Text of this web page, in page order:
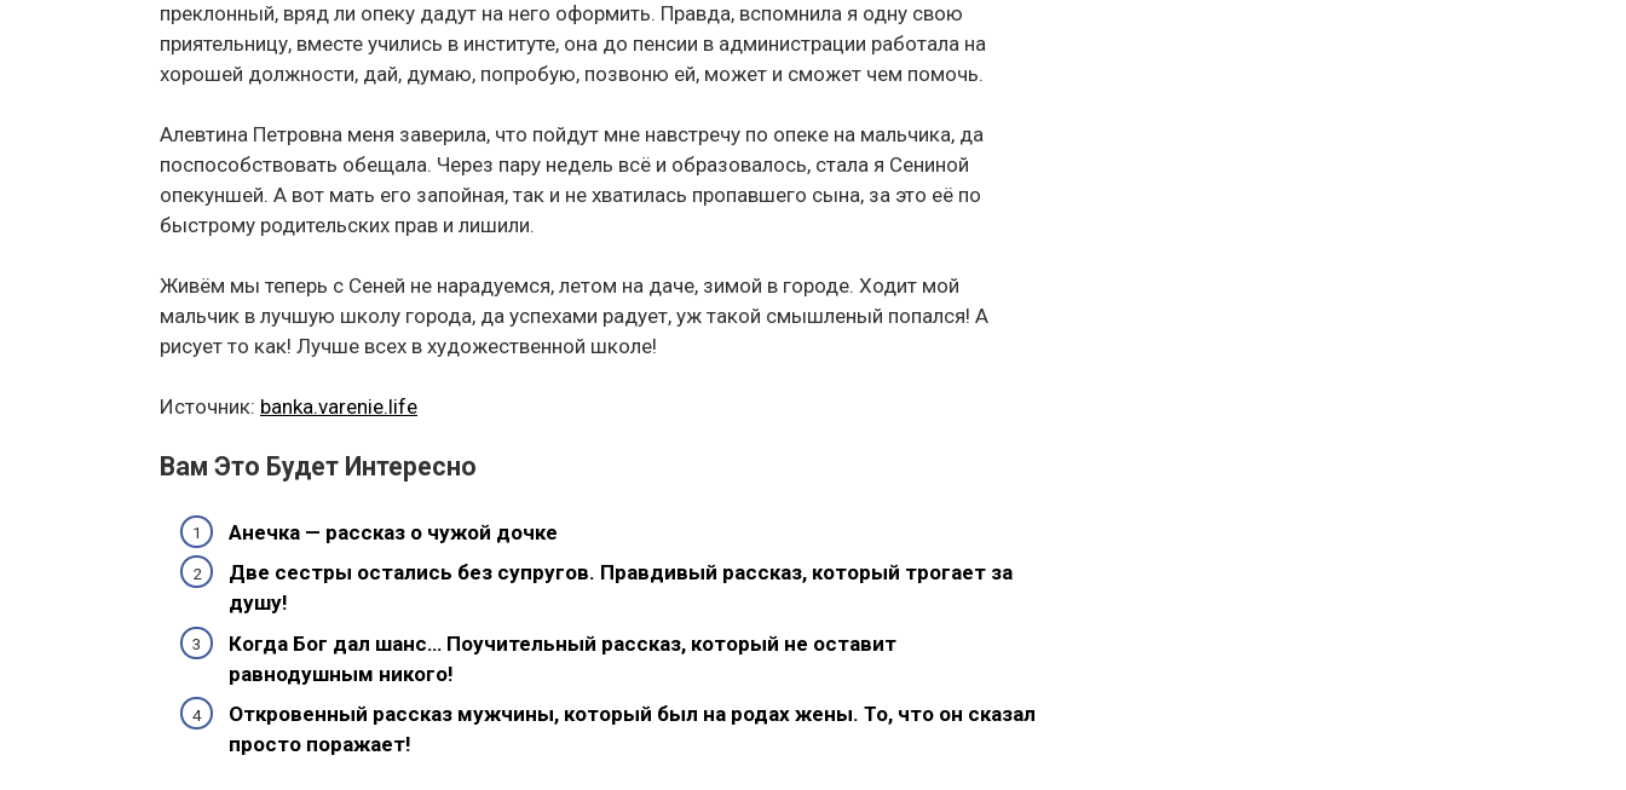
преклонный, вряд ли опеку дадут на него оформить. Правда, вспомнила я одну свою
приятельницу, вместе учились в институте, она до пенсии в администрации работала на
хорошей должности, дай, думаю, попробую, позвоню ей, может и сможет чем помочь.
Алевтина Петровна меня заверила, что пойдут мне навстречу по опеке на мальчика, да
поспособствовать обещала. Через пару недель всё и образовалось, стала я Сениной
опекуншей. А вот мать его запойная, так и не хватилась пропавшего сына, за это её по
быстрому родительских прав и лишили.
Живём мы теперь с Сеней не нарадуемся, летом на даче, зимой в городе. Ходит мой
мальчик в лучшую школу города, да успехами радует, уж такой смышленый попался! А
рисует то как! Лучше всех в художественной школе!
Источник: banka.varenie.life
Вам Это Будет Интересно
Анечка — рассказ о чужой дочке
Две сестры остались без супругов. Правдивый рассказ, который трогает за
душу!
Когда Бог дал шанс… Поучительный рассказ, который не оставит
равнодушным никого!
Откровенный рассказ мужчины, который был на родах жены. То, что он сказал
просто поражает!